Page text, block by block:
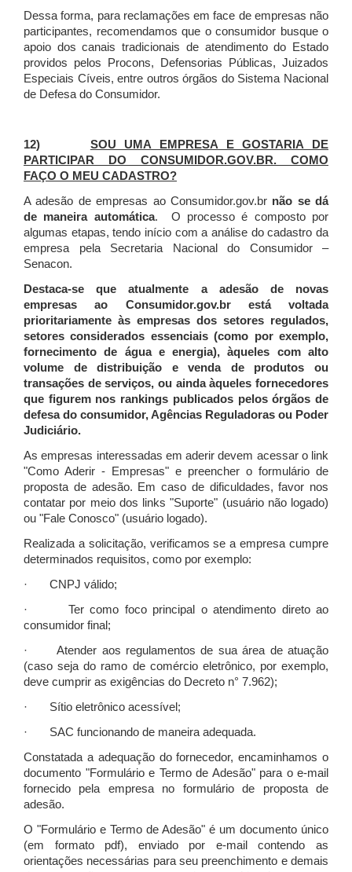
Dessa forma, para reclamações em face de empresas não
participantes, recomendamos que o consumidor busque o
apoio dos canais tradicionais de atendimento do Estado
providos pelos Procons, Defensorias Públicas, Juizados
Especiais Cíveis, entre outros órgãos do Sistema Nacional
de Defesa do Consumidor.
12) SOU UMA EMPRESA E GOSTARIA DE
PARTICIPAR DO CONSUMIDOR.GOV.BR. COMO
FAÇO O MEU CADASTRO?
A adesão de empresas ao Consumidor.gov.br não se dá
de maneira automática. O processo é composto por
algumas etapas, tendo início com a análise do cadastro da
empresa pela Secretaria Nacional do Consumidor –
Senacon.
Destaca-se que atualmente a adesão de novas
empresas ao Consumidor.gov.br está voltada
prioritariamente às empresas dos setores regulados,
setores considerados essenciais (como por exemplo,
fornecimento de água e energia), àqueles com alto
volume de distribuição e venda de produtos ou
transações de serviços, ou ainda àqueles fornecedores
que figurem nos rankings publicados pelos órgãos de
defesa do consumidor, Agências Reguladoras ou Poder
Judiciário.
As empresas interessadas em aderir devem acessar o link
"Como Aderir - Empresas" e preencher o formulário de
proposta de adesão. Em caso de dificuldades, favor nos
contatar por meio dos links "Suporte" (usuário não logado)
ou "Fale Conosco" (usuário logado).
Realizada a solicitação, verificamos se a empresa cumpre
determinados requisitos, como por exemplo:
· CNPJ válido;
· Ter como foco principal o atendimento direto ao
consumidor final;
· Atender aos regulamentos de sua área de atuação
(caso seja do ramo de comércio eletrônico, por exemplo,
deve cumprir as exigências do Decreto n° 7.962);
· Sítio eletrônico acessível;
· SAC funcionando de maneira adequada.
Constatada a adequação do fornecedor, encaminhamos o
documento "Formulário e Termo de Adesão" para o e-mail
fornecido pela empresa no formulário de proposta de
adesão.
O "Formulário e Termo de Adesão" é um documento único
(em formato pdf), enviado por e-mail contendo as
orientações necessárias para seu preenchimento e demais